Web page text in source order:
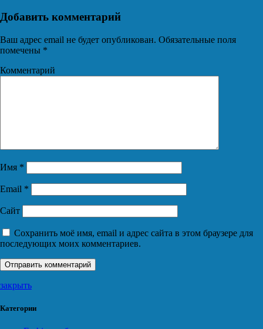
Добавить комментарий
Ваш адрес email не будет опубликован. Обязательные поля
помечены *
Комментарий
Имя *
Email *
Сайт
Сохранить моё имя, email и адрес сайта в этом браузере для
последующих моих комментариев.
закрыть
Категории